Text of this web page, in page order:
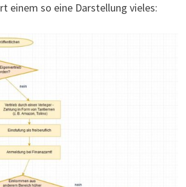
einem so eine Darstellung vieles: